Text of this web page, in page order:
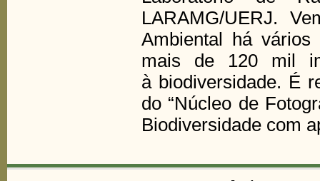
LARAMG/UERJ.
Ambiental há
mais de 120 mil
à biodiversidade. É
do “Núcleo de
Biodiversidade com